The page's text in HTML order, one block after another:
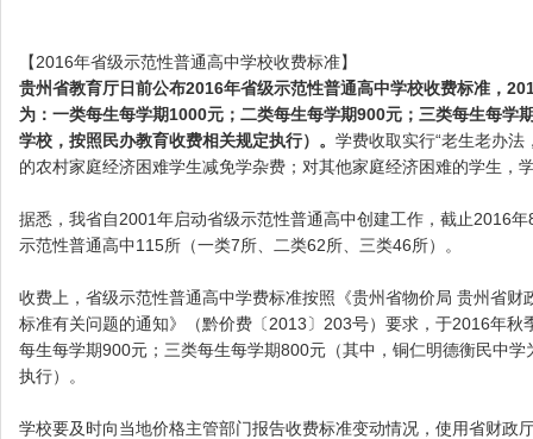
【2016年省级示范性普通高中学校收费标准】
贵州省教育厅日前公布2016年省级示范性普通高中学校收费标准，
为：一类每生每学期1000元；二类每生每学期900元；三类每生每学
学校，按照民办教育收费相关规定执行）。 学费收取实行“老生老办法
的农村家庭经济困难学生减免学杂费；对其他家庭经济困难的学生，
据悉，我省自2001年启动省级示范性普通高中创建工作，截止2016
示范性普通高中115所（一类7所、二类62所、三类46所）。
收费上，省级示范性普通高中学费标准按照《贵州省物价局 贵州省
标准有关问题的通知》（黔价费〔2013〕203号）要求，于2016年
每生每学期900元；三类每生每学期800元（其中，铜仁明德衡民中
执行）。
学校要及时向当地价格主管部门报告收费标准变动情况，使用省财政